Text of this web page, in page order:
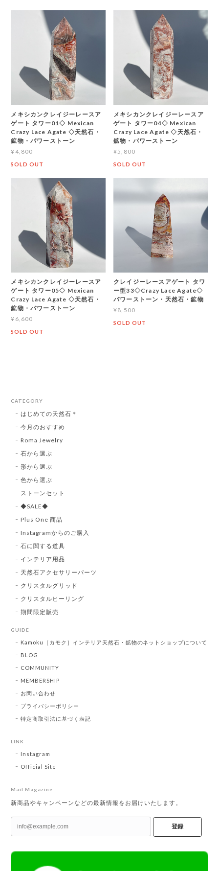
メキシカンクレイジーレースア
ゲート タワー01◇ Mexican
Crazy Lace Agate ◇天然石・
鉱物・パワーストーン
¥4,800
SOLD OUT
メキシカンクレイジーレースア
ゲート タワー04◇ Mexican
Crazy Lace Agate ◇天然石・
鉱物・パワーストーン
¥5,800
SOLD OUT
メキシカンクレイジーレースア
ゲート タワー05◇ Mexican
Crazy Lace Agate ◇天然石・
鉱物・パワーストーン
¥6,600
SOLD OUT
クレイジーレースアゲート タワ
ー型33◇Crazy Lace Agate◇
パワーストーン・天然石・鉱物
¥8,500
SOLD OUT
CATEGORY
はじめての天然石＊
今月のおすすめ
Roma Jewelry
石から選ぶ
形から選ぶ
色から選ぶ
ストーンセット
◆SALE◆
Plus One 商品
Instagramからのご購入
石に関する道具
インテリア用品
天然石アクセサリーパーツ
クリスタルグリッド
クリスタルヒーリング
期間限定販売
GUIDE
Kamoku［カモク］インテリア天然石・鉱物のネットショップについて
BLOG
COMMUNITY
MEMBERSHIP
お問い合わせ
プライバシーポリシー
特定商取引法に基づく表記
LINK
Instagram
Official Site
Mail Magazine
新商品やキャンペーンなどの最新情報をお届けいたします。
登録